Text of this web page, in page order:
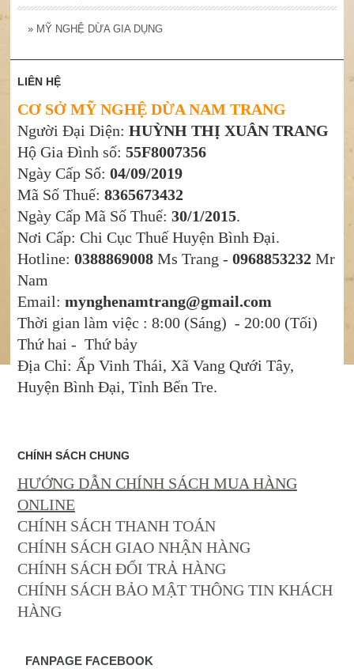
» MỸ NGHỆ DỪA GIA DỤNG
LIÊN HỆ
CƠ SỞ MỸ NGHỆ DỪA NAM TRANG
Người Đại Diện: HUỲNH THỊ XUÂN TRANG
Hộ Gia Đình số: 55F8007356
Ngày Cấp Số: 04/09/2019
Mã Số Thuế: 8365673432
Ngày Cấp Mã Số Thuế: 30/1/2015.
Nơi Cấp: Chi Cục Thuế Huyện Bình Đại.
Hotline: 0388869008Ms Trang - 0968853232Mr
Nam
Email: mynghenamtrang@gmail.com
Thời gian làm việc : 8:00 (Sáng) - 20:00 (Tối)
Thứ hai - Thứ bảy
Địa Chỉ: Ấp Vinh Thái, Xã Vang Qưới Tây,
Huyện Bình Đại, Tỉnh Bến Tre.
CHÍNH SÁCH CHUNG
HƯỚNG DẪN CHÍNH SÁCH MUA HÀNG
ONLINE
CHÍNH SÁCH THANH TOÁN
CHÍNH SÁCH GIAO NHẬN HÀNG
CHÍNH SÁCH ĐỔI TRẢ HÀNG
CHÍNH SÁCH BẢO MẬT THÔNG TIN KHÁCH
HÀNG
FANPAGE FACEBOOK